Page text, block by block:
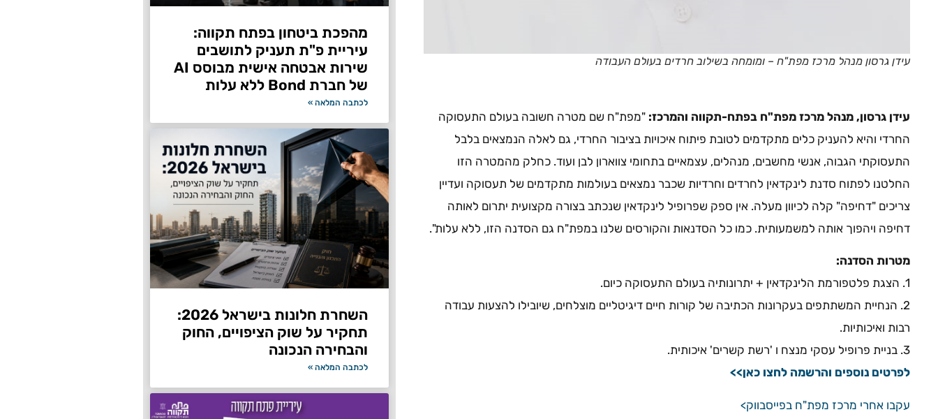
עידן גרסון מנהל מרכז מפת"ח – ומומחה בשילוב חרדים בעולם העבודה
עידן גרסון, מנהל מרכז מפת"ח בפתח-תקווה והמרכז: "מפת"ח שם מטרה חשובה בעולם התעסוקה
החרדי והיא להעניק כלים מתקדמים לטובת פיתוח איכויות בציבור החרדי, גם לאלה הנמצאים בלבל
התעסוקתי הגבוה, אנשי מחשבים, מנהלים, עצמאיים בתחומי צווארון לבן ועוד. כחלק מהמטרה הזו
החלטנו לפתוח סדנת לינקדאין לחרדים וחרדיות שכבר נמצאים בעולמות מתקדמים של תעסוקה ועדיין
צריכים "דחיפה" קלה לכיוון מעלה. אין ספק שפרופיל לינקדאין שנכתב בצורה מקצועית יתרום לאותה
דחיפה ויהפוך אותה למשמעותית. כמו כל הסדנאות והקורסים שלנו במפת"ח גם הסדנה הזו, ללא עלות".
מטרות הסדנה:
1. הצגת פלטפורמת הלינקדאין + יתרונותיה בעולם התעסוקה כיום.
2. הנחיית המשתתפים בעקרונות הכתיבה של קורות חיים דיגיטליים מוצלחים, שיובילו להצעות עבודה
רבות ואיכותיות.
3. בניית פרופיל עסקי מנצח ו 'רשת קשרים' איכותית.
לפרטים נוספים והרשמה לחצו כאן>>
עקבו אחרי מרכז מפת"ח בפייסבווק>
מהפכת ביטחון בפתח תקווה:
עיריית פ"ת תעניק לתושבים
שירות אבטחה אישית מבוסס AI
של חברת Bond ללא עלות
לכתבה המלאה »
השחרת חלונות בישראל 2026:
תחקיר על שוק הציפויים, החוק
והבחירה הנכונה
לכתבה המלאה »